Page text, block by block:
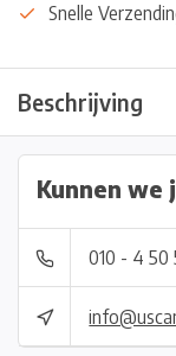
Snelle
Beschrijving
Kunnen we
010 - 4 50